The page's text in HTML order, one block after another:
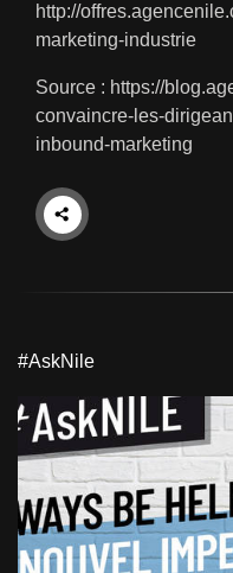
http://
marketing-industrie
Source : https://
convaincre-les-
inbound-marketing
#AskNile